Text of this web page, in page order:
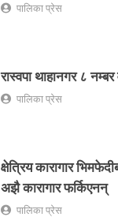
पालिका प्रेस
रास्वपा थाहानगर ८
पालिका प्रेस
क्षेत्रिय कारागार
अझै कारागार फर्किएनन्
पालिका प्रेस